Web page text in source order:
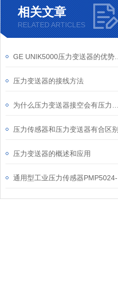
相关文章
RELATED ARTICLES
压力变送器的接线方法
压力传感器和压力变送器有合区别
压力变送器的概述和应用